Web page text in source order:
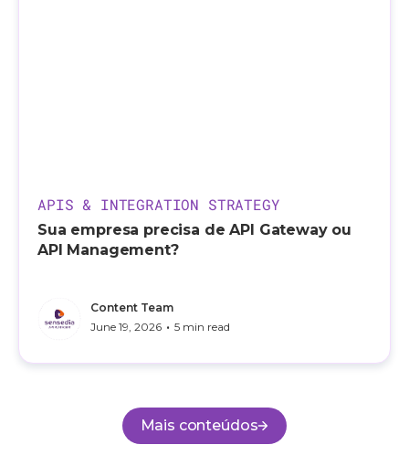
APIS & INTEGRATION STRATEGY
Sua empresa precisa de API Gateway ou
API Management?
Content Team
June 19, 2026 • 5 min read
Mais conteúdos